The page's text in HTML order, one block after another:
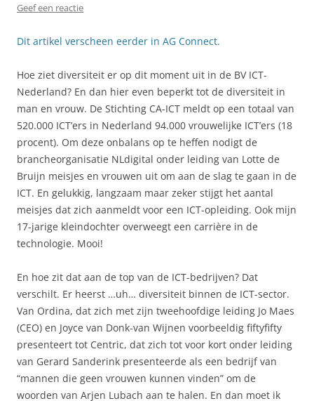
Geef een reactie
Dit artikel verscheen eerder in AG Connect.
Hoe ziet diversiteit er op dit moment uit in de BV ICT-
Nederland? En dan hier even beperkt tot de diversiteit in
man en vrouw. De Stichting CA-ICT meldt op een totaal van
520.000 ICT’ers in Nederland 94.000 vrouwelijke ICT’ers (18
procent). Om deze onbalans op te heffen nodigt de
brancheorganisatie NLdigital onder leiding van Lotte de
Bruijn meisjes en vrouwen uit om aan de slag te gaan in de
ICT. En gelukkig, langzaam maar zeker stijgt het aantal
meisjes dat zich aanmeldt voor een ICT-opleiding. Ook mijn
17-jarige kleindochter overweegt een carrière in de
technologie. Mooi!
En hoe zit dat aan de top van de ICT-bedrijven? Dat
verschilt. Er heerst …uh… diversiteit binnen de ICT-sector.
Van Ordina, dat zich met zijn tweehoofdige leiding Jo Maes
(CEO) en Joyce van Donk-van Wijnen voorbeeldig fiftyfifty
presenteert tot Centric, dat zich tot voor kort onder leiding
van Gerard Sanderink presenteerde als een bedrijf van
“mannen die geen vrouwen kunnen vinden” om de
woorden van Arjen Lubach aan te halen. En dan moet ik